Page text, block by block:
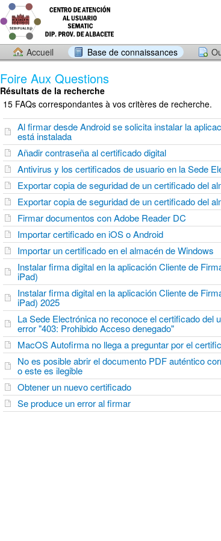
Accueil Base de connaissances
Foire Aux Questions
Résultats de la recherche
15 FAQs correspondantes à vos critères de recherche.
Al firmar desde Android se solicita instalar la
está instalada
Añadir contraseña al certificado digital
Antivirus y los certificados de usuario en la Sede
Exportar copia de seguridad de un certificado del
Exportar copia de seguridad de un certificado del
Firmar documentos con Adobe Reader DC
Importar certificado en iOS o Android
Importar un certificado en el almacén de Windows
Instalar firma digital en la aplicación Cliente de
iPad)
Instalar firma digital en la aplicación Cliente de
iPad) 2025
La Sede Electrónica no reconoce el certificado del
error "403: Prohibido Acceso denegado"
MacOS Autofirma no llega a preguntar por el
No es posible abrir el documento PDF auténtico
o este es ilegible
Obtener un nuevo certificado
Se produce un error al firmar